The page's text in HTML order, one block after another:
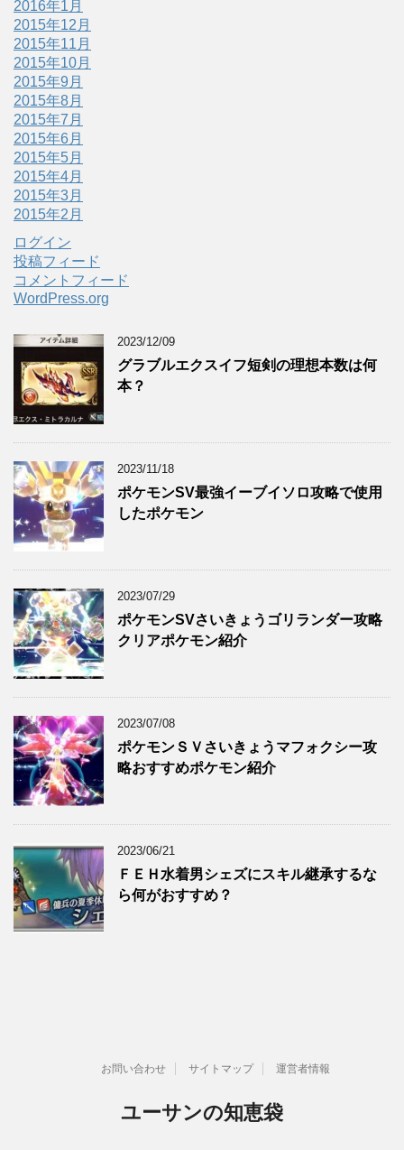
2016年1月
2015年12月
2015年11月
2015年10月
2015年9月
2015年8月
2015年7月
2015年6月
2015年5月
2015年4月
2015年3月
2015年2月
ログイン
投稿フィード
コメントフィード
WordPress.org
2023/12/09
グラブルエクスイフ短剣の理想本数は何
本？
2023/11/18
ポケモンSV最強イーブイソロ攻略で使用
したポケモン
2023/07/29
ポケモンSVさいきょうゴリランダー攻略
クリアポケモン紹介
2023/07/08
ポケモンＳＶさいきょうマフォクシー攻
略おすすめポケモン紹介
2023/06/21
ＦＥＨ水着男シェズにスキル継承するな
ら何がおすすめ？
お問い合わせ サイトマップ 運営者情報
ユーサンの知恵袋